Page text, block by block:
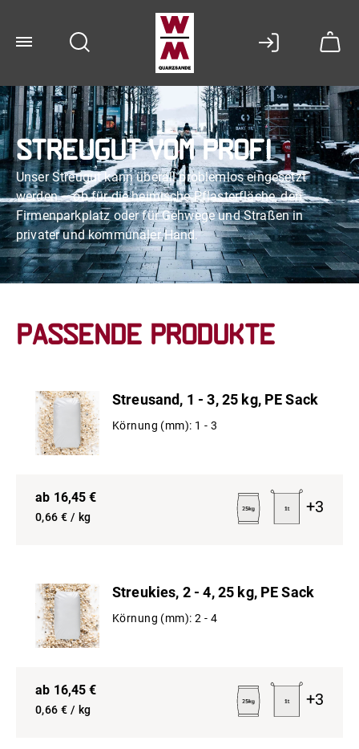
Streugut vom Profi
Unser Streugut kann überall problemlos eingesetzt
werden – ob für die heimische Pflasterfläche, den
Firmenparkplatz oder für Gehwege und Straßen in
privater und kommunaler Hand.
Passende Produkte
Streusand, 1 - 3, 25 kg, PE Sack
Körnung (mm): 1 - 3
ab 16,45 €
0,66 € / kg
+3
Streukies, 2 - 4, 25 kg, PE Sack
Körnung (mm): 2 - 4
ab 16,45 €
0,66 € / kg
+3